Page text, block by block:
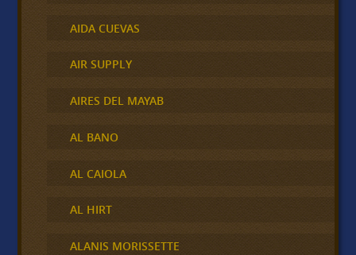
AIDA CUEVAS
AIR SUPPLY
AIRES DEL MAYAB
AL BANO
AL CAIOLA
AL HIRT
ALANIS MORISSETTE